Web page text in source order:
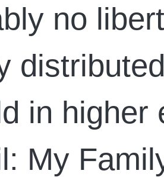
no
in higher
My